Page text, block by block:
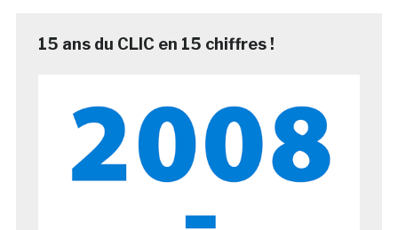
15 ans du CLIC en 15 chiffres !